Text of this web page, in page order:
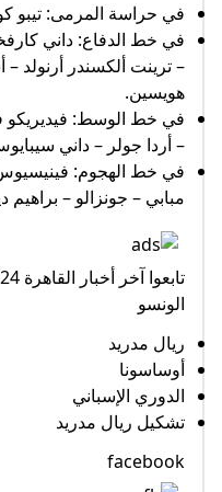
في حراسة المرمى: تيبو
في خط الدفاع: داني
– ترينت ألكسندر أرنولد
هويسين.
في خط الوسط: فيديريكو
– أردا جولر – داني
في خط الهجوم: فينيسيوس
مبابي – جونزالو – براهيم
الونسو
ريال مدريد
أوساسونا
الدوري الإسباني
تشكيل ريال مدريد
facebook